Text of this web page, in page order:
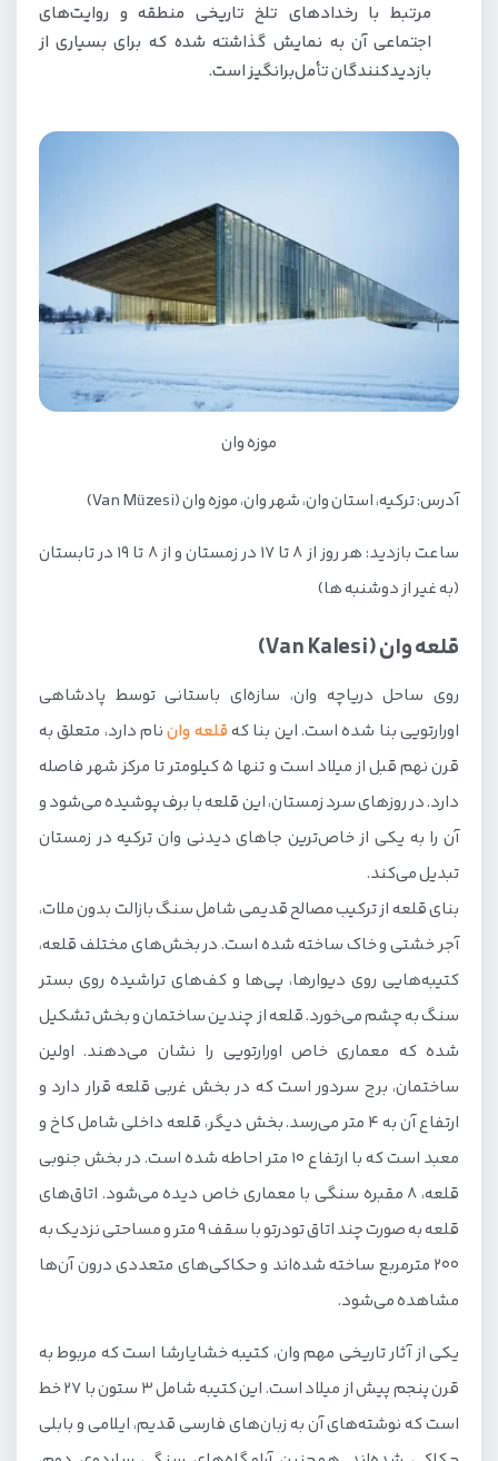
مرتبط با رخدادهای تلخ تاریخی منطقه و روایت‌های
اجتماعی آن به نمایش گذاشته شده که برای بسیاری از
بازدیدکنندگان تأمل‌برانگیز است.
موزه وان
آدرس: ترکیه، استان وان، شهر وان، موزه وان (Van Müzesi)
ساعت بازدید: هر روز از 8 تا 17 در زمستان و از 8 تا 19 در تابستان
(به غیر از دوشنبه ها)
قلعه وان (Van Kalesi)
روی ساحل دریاچه وان، سازه‌ای باستانی توسط پادشاهی
اورارتویی بنا شده است. این بنا کهقلعه واننام دارد، متعلق به
قرن نهم قبل از میلاد است و تنها 5 کیلومتر تا مرکز شهر فاصله
دارد. در روزهای سرد زمستان، این قلعه با برف پوشیده می‌شود و
آن را به یکی از خاص‌ترین جاهای دیدنی وان ترکیه در زمستان
تبدیل می‌کند.
بنای قلعه از ترکیب مصالح قدیمی شامل سنگ بازالت بدون ملات،
آجر خشتی و خاک ساخته شده است. در بخش‌های مختلف قلعه،
کتیبه‌هایی روی دیوارها، پی‌ها و کف‌های تراشیده روی بستر
سنگ به چشم می‌خورد. قلعه از چندین ساختمان و بخش تشکیل
شده که معماری خاص اورارتویی را نشان می‌دهند. اولین
ساختمان، برج سردور است که در بخش غربی قلعه قرار دارد و
ارتفاع آن به 4 متر می‌رسد. بخش دیگر، قلعه داخلی شامل کاخ و
معبد است که با ارتفاع 10 متر احاطه شده است. در بخش جنوبی
قلعه، 8 مقبره سنگی با معماری خاص دیده می‌شود. اتاق‌های
قلعه به صورت چند اتاق تودرتو با سقف 9 متر و مساحتی نزدیک به
200 مترمربع ساخته شده‌اند و حکاکی‌های متعددی درون آن‌ها
مشاهده می‌شود.
یکی از آثار تاریخی مهم وان، کتیبه خشایارشا است که مربوط به
قرن پنجم پیش از میلاد است. این کتیبه شامل 3 ستون با 27 خط
است که نوشته‌های آن به زبان‌های فارسی قدیم، ایلامی و بابلی